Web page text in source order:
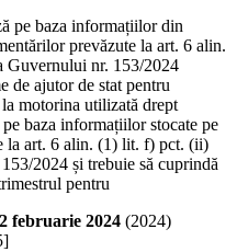
pe baza informațiilor din
prevăzute la art. 6 alin.
Guvernului nr. 153/2024
de ajutor de stat pentru
la motorina utilizată drept
baza informațiilor stocate pe
la art. 6 alin. (1) lit. f) pct. (ii)
2024 și trebuie să cuprindă
pentru
februarie 2024 (2024)